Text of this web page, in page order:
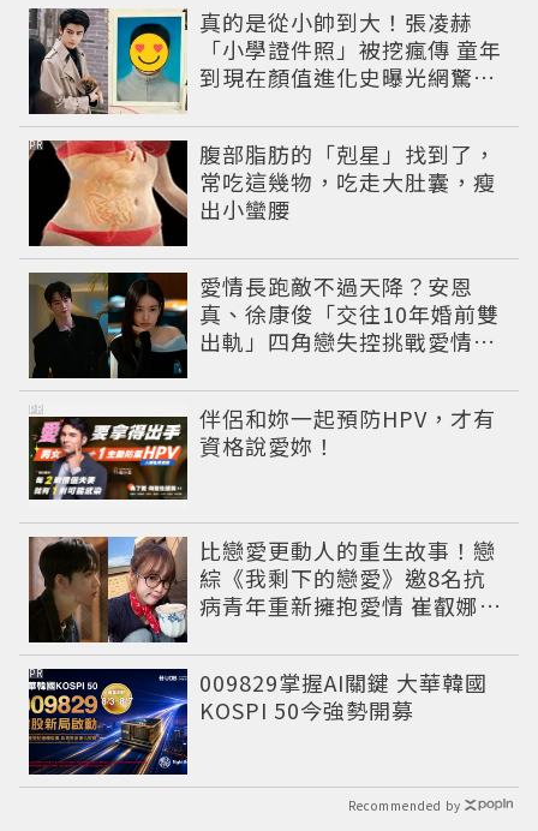
真的是從小帥到大！張凌赫
「小學證件照」被挖瘋傳 童年
到現在顏值進化史曝光網驚：
腹部脂肪的「剋星」找到了，
常吃這幾物，吃走大肚囊，瘦
出小蠻腰
PR
愛情長跑敵不過天降？安恩
真、徐康俊「交往10年婚前雙
出軌」四角戀失控挑戰愛情底
伴侶和妳一起預防HPV，才有
資格說愛妳！
PR
比戀愛更動人的重生故事！戀
綜《我剩下的戀愛》邀8名抗
病青年重新擁抱愛情 崔叡娜淚
009829掌握AI關鍵 大華韓國
KOSPI 50今強勢開募
PR
Recommended by